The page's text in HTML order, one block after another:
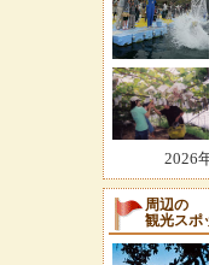
2026
周辺の
観光スポ